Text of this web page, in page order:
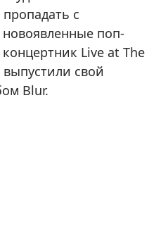
с
поп-
Live at The
выпустили свой
Blur.